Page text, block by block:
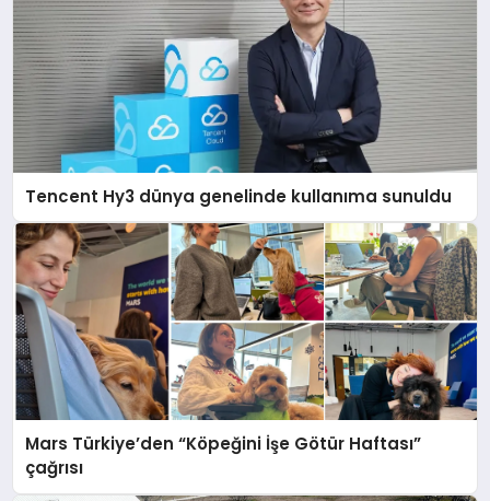
Tencent Hy3 dünya genelinde kullanıma sunuldu
Mars Türkiye’den “Köpeğini İşe Götür Haftası”
çağrısı